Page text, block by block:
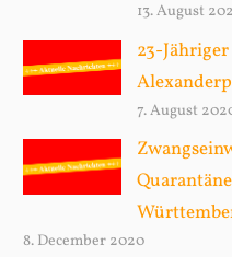
13. August
23-
7. August
8. December 2020